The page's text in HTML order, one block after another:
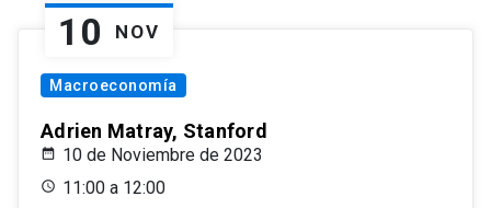
10 NOV
Macroeconomía
Adrien Matray, Stanford
10 de Noviembre de 2023
11:00 a 12:00